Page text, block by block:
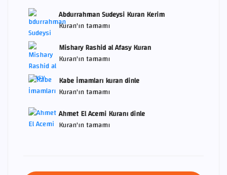
Abdurrahman Sudeysi Kuran Kerim
Kuran'ın tamamı
Mishary Rashid al Afasy Kuran
Kuran'ın tamamı
Kabe İmamları kuran dinle
Kuran'ın tamamı
Ahmet El Acemi Kuranı dinle
Kuran'ın tamamı